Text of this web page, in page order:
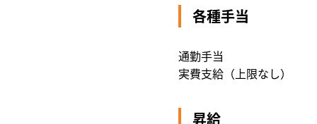
各種手当
通勤手当
実費支給（上限なし）
昇給